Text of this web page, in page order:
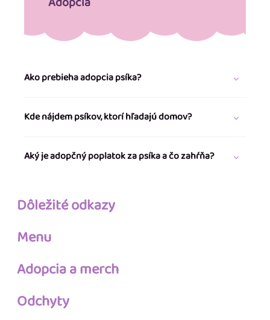
Ako prebieha adopcia psíka?
Kde nájdem psíkov, ktorí hľadajú domov?
Aký je adopčný poplatok za psíka a čo zahŕňa?
Dôležité odkazy
Menu
Adopcia a merch
Odchyty